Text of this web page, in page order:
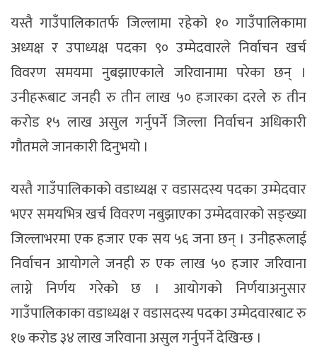
यस्तै गाउँपालिकातर्फ जिल्लामा रहेको १० गाउँपालिकामा
अध्यक्ष र उपाध्यक्ष पदका ९० उम्मेदवारले निर्वाचन खर्च
विवरण समयमा नुबझाएकाले जरिवानामा परेका छन् ।
उनीहरूबाट जनही रु तीन लाख ५० हजारका दरले रु तीन
करोड १५ लाख असुल गर्नुपर्ने जिल्ला निर्वाचन अधिकारी
गौतमले जानकारी दिनुभयो ।
यस्तै गाउँपालिकाको वडाध्यक्ष र वडासदस्य पदका उम्मेदवार
भएर समयभित्र खर्च विवरण नबुझाएका उम्मेदवारको सङ्ख्या
जिल्लाभरमा एक हजार एक सय ५६ जना छन् । उनीहरूलाई
निर्वाचन आयोगले जनही रु एक लाख ५० हजार जरिवाना
लाग्ने निर्णय गरेको छ । आयोगको निर्णयाअनुसार
गाउँपालिकाका वडाध्यक्ष र वडासदस्य पदका उम्मेदवारबाट रु
१७ करोड ३४ लाख जरिवाना असुल गर्नुपर्ने देखिन्छ ।